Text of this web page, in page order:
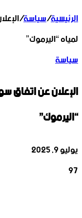
الرئيسية/سياسة/
لمياه “اليرموك”
سياسة
الإعلان عن اتفاق
“اليرموك”
يوليو 9, 2025
97